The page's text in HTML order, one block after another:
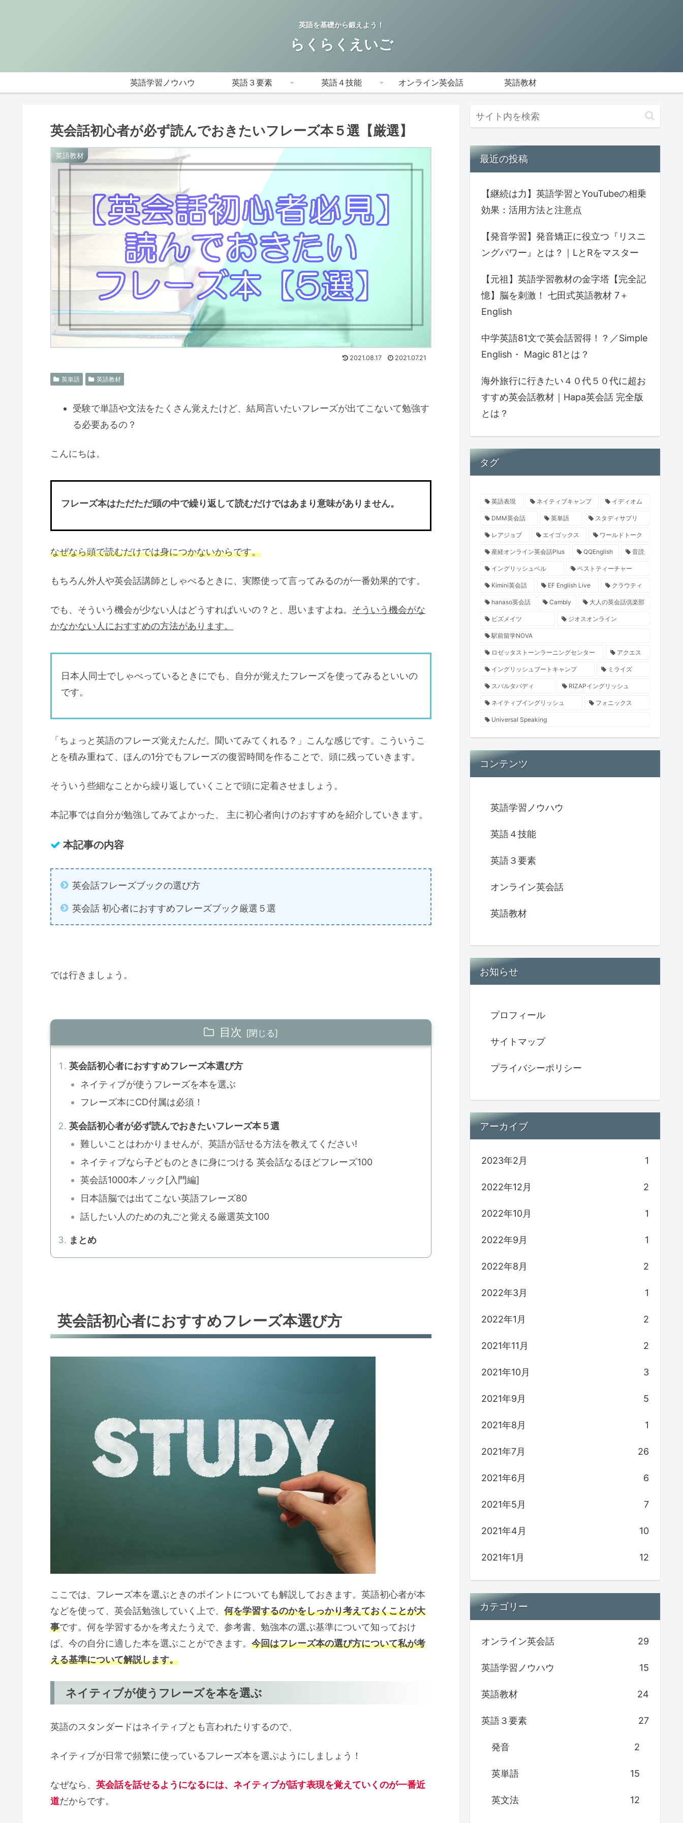
英語を基礎から鍛えよう！
らくらくえいご
英語学習ノウハウ 英語３要素 英語４技能 オンライン英会話 英語教材
英会話初心者が必ず読んでおきたいフレーズ本５選【厳選】
英語教材
2021.08.17 2021.07.21
英単語 英語教材
受験で単語や文法をたくさん覚えたけど、結局言いたいフレーズが出てこないて勉強す
る必要あるの？
こんにちは。
フレーズ本はただただ頭の中で繰り返して読むだけではあまり意味がありません。
なぜなら頭で読むだけでは身につかないからです。
もちろん外人や英会話講師としゃべるときに、実際使って言ってみるのが一番効果的です。
でも、そういう機会が少ない人はどうすればいいの？と、思いますよね。 そういう機会がな
かなかない人におすすめの方法があります。
日本人同士でしゃべっているときにでも、自分が覚えたフレーズを使ってみるといいの
です。
「ちょっと英語のフレーズ覚えたんだ。聞いてみてくれる？」こんな感じです。こういうこ
とを積み重ねて、ほんの1分でもフレーズの復習時間を作ることで、頭に残っていきます。
そういう些細なことから繰り返していくことで頭に定着させましょう。
本記事では自分が勉強してみてよかった、 主に初心者向けのおすすめを紹介していきます。
本記事の内容
英会話フレーズブックの選び方
英会話 初心者におすすめフレーズブック厳選５選
では行きましょう。
目次
英会話初心者におすすめフレーズ本選び方
ネイティブが使うフレーズを本を選ぶ
フレーズ本にCD付属は必須！
英会話初心者が必ず読んでおきたいフレーズ本５選
難しいことはわかりませんが、英語が話せる方法を教えてください!
ネイティブなら子どものときに身につける 英会話なるほどフレーズ100
英会話1000本ノック[入門編]
日本語脳では出てこない英語フレーズ80
話したい人のための丸ごと覚える厳選英文100
まとめ
英会話初心者におすすめフレーズ本選び方
ここでは、フレーズ本を選ぶときのポイントについても解説しておきます。英語初心者が本
などを使って、英会話勉強していく上で、 何を学習するのかをしっかり考えておくことが大
事です。何を学習するかを考えたうえで、参考書、勉強本の選ぶ基準について知っておけ
ば、今の自分に適した本を選ぶことができます。 今回はフレーズ本の選び方について私が考
える基準について解説します。
ネイティブが使うフレーズを本を選ぶ
英語のスタンダードはネイティブとも言われたりするので、
ネイティブが日常で頻繁に使っているフレーズ本を選ぶようにしましょう！
なぜなら、 英会話を話せるようになるには、ネイティブが話す表現を覚えていくのが一番近
道だからです。
最近の投稿
【継続は力】英語学習とYouTubeの相乗
効果：活用方法と注意点
【発音学習】発音矯正に役立つ『リスニ
ングパワー』とは？｜LとRをマスター
【元祖】英語学習教材の金字塔【完全記
憶】脳を刺激！ 七田式英語教材 7＋
English
中学英語81文で英会話習得！？／Simple
English・ Magic 81とは？
海外旅行に行きたい４０代５０代に超お
すすめ英会話教材｜Hapa英会話 完全版
とは？
タグ
英語表現 ネイティブキャンプ イディオム
DMM英会話 英単語 スタディサプリ
レアジョブ エイゴックス ワールドトーク
産経オンライン英会話Plus QQEnglish 音読
イングリッシュベル ベストティーチャー
Kimini英会話 EF English Live クラウティ
hanaso英会話 Cambly 大人の英会話倶楽部
ビズメイツ ジオスオンライン
駅前留学NOVA
ロゼッタストーンラーニングセンター アクエス
イングリッシュブートキャンプ ミライズ
スパルタバディ RIZAPイングリッシュ
ネイティブイングリッシュ フォニックス
Universal Speaking
コンテンツ
英語学習ノウハウ
英語４技能
英語３要素
オンライン英会話
英語教材
お知らせ
プロフィール
サイトマップ
プライバシーポリシー
アーカイブ
2023年2月 1
2022年12月 2
2022年10月 1
2022年9月 1
2022年8月 2
2022年3月 1
2022年1月 2
2021年11月 2
2021年10月 3
2021年9月 5
2021年8月 1
2021年7月 26
2021年6月 6
2021年5月 7
2021年4月 10
2021年1月 12
カテゴリー
オンライン英会話 29
英語学習ノウハウ 15
英語教材 24
英語３要素 27
発音 2
英単語 15
英文法 12